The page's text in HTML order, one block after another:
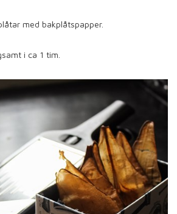
med bakplåtspapper.
i ca 1 tim.